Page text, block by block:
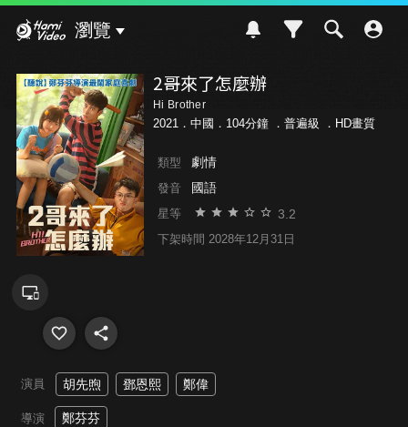
瀏覽
2哥來了怎麼辦
Hi Brother
2021．中國．104分鐘 ． 普遍級 ．HD畫質
類型 劇情
發音 國語
星等 3.2
下架時間 2028年12月31日
演員 胡先煦 鄧恩熙 鄭偉
導演 鄭芬芬